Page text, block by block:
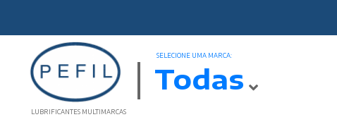
LUBRIFICANTES MULTIMARCAS
SELECIONE UMA MARCA:
Todas